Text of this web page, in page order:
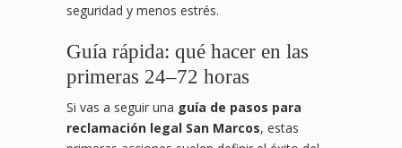
seguridad y menos estrés.
Guía rápida: qué hacer en las
primeras 24–72 horas
Si vas a seguir una guía de pasos para
reclamación legal San Marcos, estas